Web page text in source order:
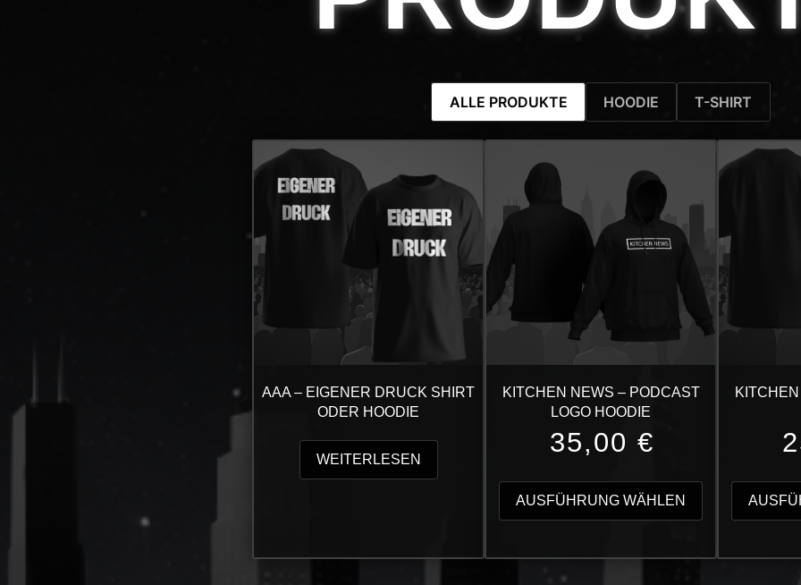
ALLE PRODUKTE HOODIE T-SHIRT
AAA – EIGENER DRUCK SHIRT
ODER HOODIE
WEITERLESEN
KITCHEN NEWS – PODCAST
LOGO HOODIE
35,00 €
AUSFÜHRUNG WÄHLEN
Produkt
weist